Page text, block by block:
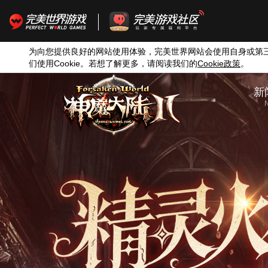
为向您提供良好的网站使用体验，完美世界网站会使用自身或第
们使用Cookie。若想了解更多，请阅读我们的Cookie政策。
新